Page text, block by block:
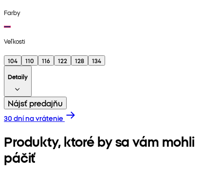
Farby
Veľkosti
104 110 116 122 128
134
Detaily
Nájsť predajňu
30 dní na vrátenie
Produkty, ktoré by sa vám mohli
páčiť